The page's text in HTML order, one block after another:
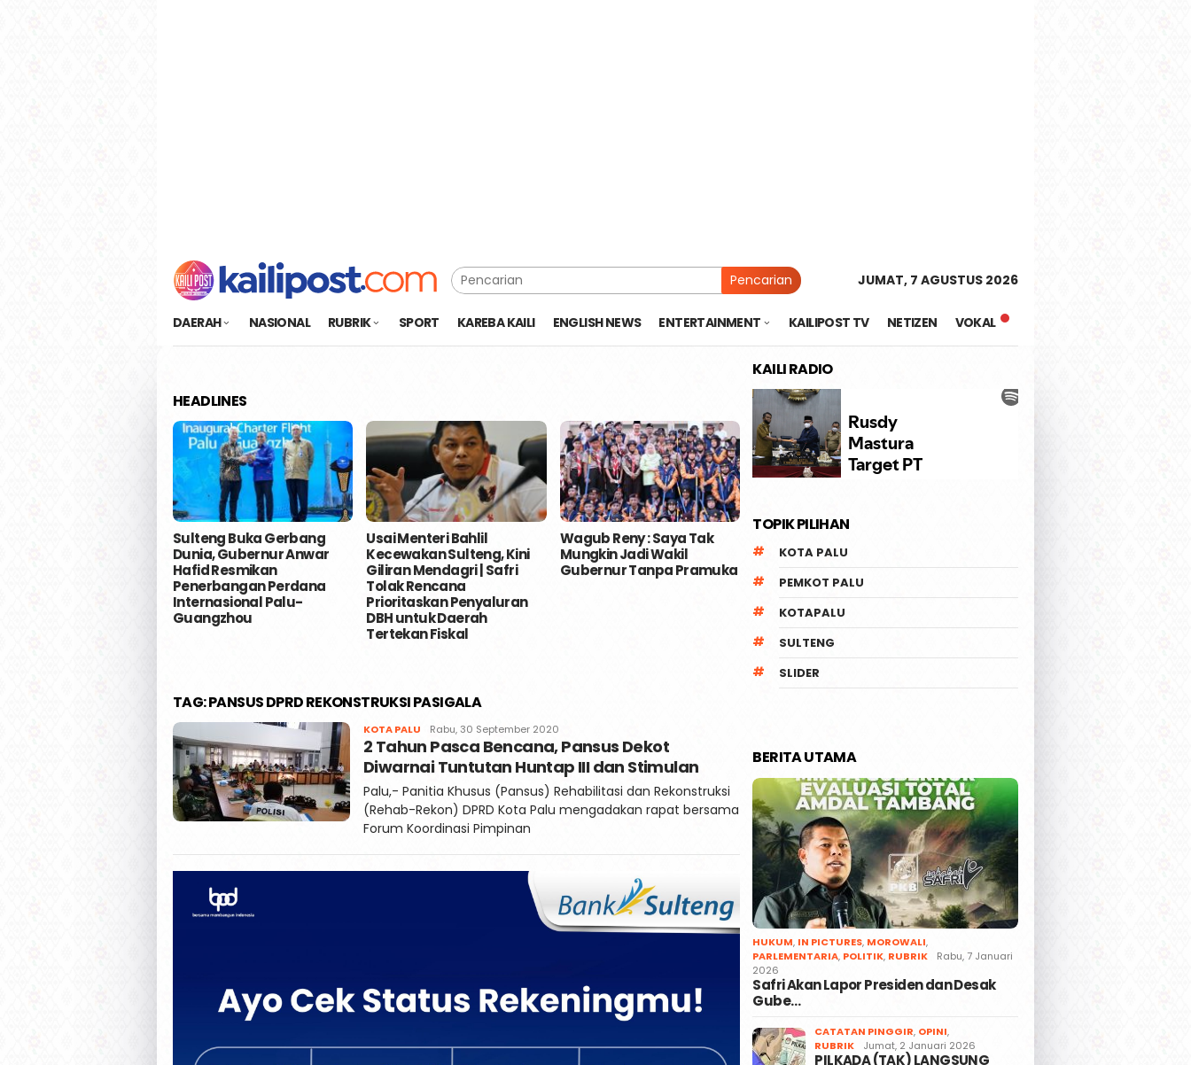
Pencarian JUMAT, 7 AGUSTUS 2026
DAERAH NASIONAL RUBRIK SPORT KAREBA KAILI ENGLISH NEWS ENTERTAINMENT KAILIPOST TV NETIZEN VOKAL
HEADLINES
Sulteng Buka Gerbang
Dunia, Gubernur Anwar
Hafid Resmikan
Penerbangan Perdana
Internasional Palu-
Guangzhou
Usai Menteri Bahlil
Kecewakan Sulteng, Kini
Giliran Mendagri | Safri
Tolak Rencana
Prioritaskan Penyaluran
DBH untuk Daerah
Tertekan Fiskal
Wagub Reny : Saya Tak
Mungkin Jadi Wakil
Gubernur Tanpa Pramuka
Menanam | 2.000 Bibit
Cabai Ditanam di Poboya
Pastikan Pembangunan
TAG:PANSUS DPRD REKONSTRUKSI PASIGALA
KOTA PALU Faqih
Rabu, 30 September 2020
2 Tahun Pasca Bencana, Pansus Dekot
Diwarnai Tuntutan Huntap III dan Stimulan
Palu,- Panitia Khusus (Pansus) Rehabilitasi dan Rekonstruksi
(Rehab-Rekon) DPRD Kota Palu mengadakan rapat bersama
Forum Koordinasi Pimpinan
KAILI RADIO
TOPIK PILIHAN
KOTA PALU
PEMKOT PALU
KOTAPALU
SULTENG
SLIDER
BERITA UTAMA
HUKUM, IN PICTURES, MOROWALI,
PARLEMENTARIA, POLITIK, RUBRIK
Rabu, 7 Januari
2026
Safri Akan Lapor Presiden dan Desak
Gube…
CATATAN PINGGIR, OPINI,
RUBRIK
Jumat, 2 Januari 2026
PILKADA (TAK) LANGSUNG